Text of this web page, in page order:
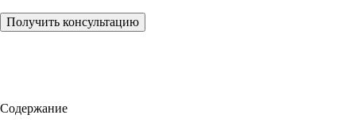
Получить консультацию
Содержание